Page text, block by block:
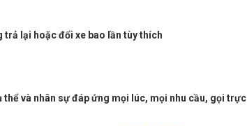
trả lại hoặc đổi xe bao lần tùy thích
và nhân sự đáp ứng mọi lúc, mọi nhu cầu, gọi trực